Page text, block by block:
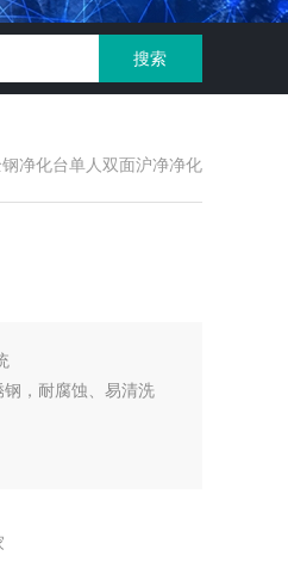
净化台单人双面沪净净化
，耐腐蚀、易清洗